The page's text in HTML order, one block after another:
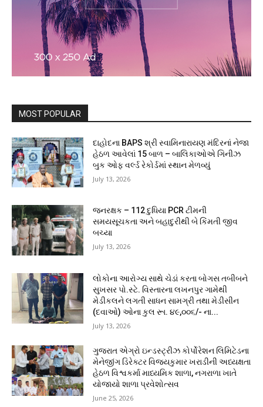
MOST POPULAR
દાહોદના BAPS શ્રી સ્વામિનારાયણ મંદિરનાં નેજા
હેઠળ આવેલાં 15 બાળ – બાલિકાઓએ ગિનીઝ
બુક ઓફ વર્લ્ડ રેકોર્ડમાં સ્થાન મેળવ્યું
July 13, 2026
જનરક્ષક – 112 દુધિયા PCR ટીમની
સમયસૂચકતા અને બહાદુરીથી બે કિંમતી જીવ
બચ્યા
July 13, 2026
લોકોના આરોગ્ય સાથે ચેડાં કરતા બોગસ તબીબને
સુખસર પો.સ્ટે. વિસ્તારના લખનપુર ગામેથી
મેડીકલને લગતી સાધન સામગ્રી તથા મેડીસીન
(દવાઓ) ઓના કુલ રૂા. ૪૯,૦૦૬/- ના...
July 13, 2026
ગુજરાત એગ્રો ઇન્ડસ્ટ્રીઝ કોર્પોરેશન લિમિટેડના
મેનેજીંગ ડિરેક્ટર વિજયકુમાર ખરાડીની અધ્યક્ષતા
હેઠળ વિશ્વકર્મા માધ્યમિક શાળા, નગરાળા ખાતે
યોજાયો શાળા પ્રવેશોત્સવ
June 25, 2026